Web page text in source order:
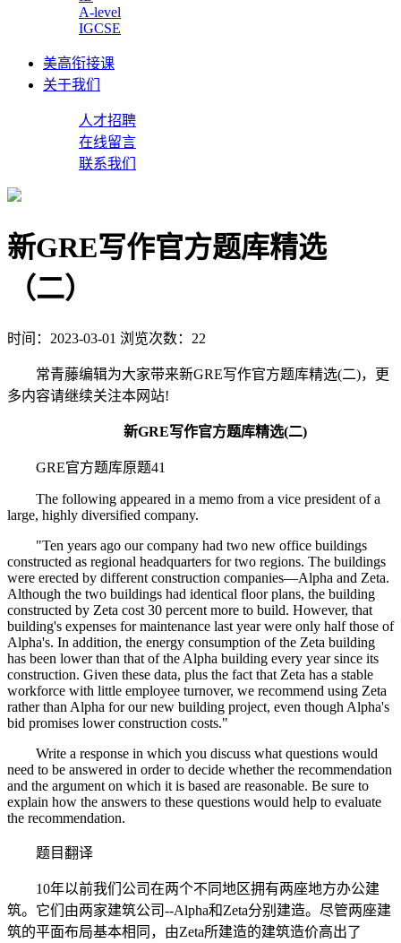
A-level
IGCSE
美高衔接课
关于我们
人才招聘
在线留言
联系我们
新GRE写作官方题库精选
（二）
时间：2023-03-01 浏览次数：22
常青藤编辑为大家带来新GRE写作官方题库精选(二)，更
多内容请继续关注本网站!
新GRE写作官方题库精选(二)
GRE官方题库原题41
The following appeared in a memo from a vice president of a
large, highly diversified company.
"Ten years ago our company had two new office buildings
constructed as regional headquarters for two regions. The buildings
were erected by different construction companies—Alpha and Zeta.
Although the two buildings had identical floor plans, the building
constructed by Zeta cost 30 percent more to build. However, that
building's expenses for maintenance last year were only half those of
Alpha's. In addition, the energy consumption of the Zeta building
has been lower than that of the Alpha building every year since its
construction. Given these data, plus the fact that Zeta has a stable
workforce with little employee turnover, we recommend using Zeta
rather than Alpha for our new building project, even though Alpha's
bid promises lower construction costs."
Write a response in which you discuss what questions would
need to be answered in order to decide whether the recommendation
and the argument on which it is based are reasonable. Be sure to
explain how the answers to these questions would help to evaluate
the recommendation.
题目翻译
10年以前我们公司在两个不同地区拥有两座地方办公建
筑。它们由两家建筑公司--Alpha和Zeta分别建造。尽管两座建
筑的平面布局基本相同，由Zeta所建造的建筑造价高出了